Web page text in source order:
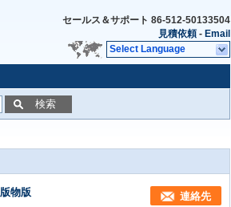
セールス＆サポート 86-512-50133504
見積依頼 - Email
Select Language
検索
物版 連絡先